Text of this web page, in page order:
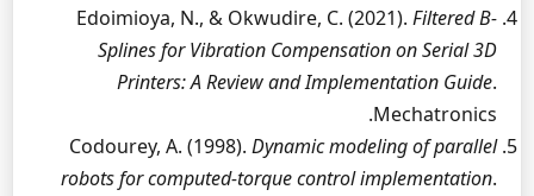
Edoimioya, N., & Okwudire, C. (2021). Filtered B-
Splines for Vibration Compensation on Serial 3D
Printers: A Review and Implementation Guide.
Mechatronics.
Codourey, A. (1998). Dynamic modeling of parallel
robots for computed-torque control implementation.